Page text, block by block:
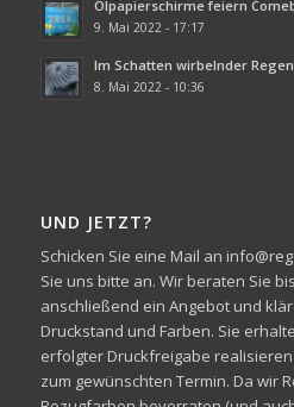
Ölpapierschirme feiern
9. Mai 2022 - 17:17
Im Schatten wirbelnder
8. Mai 2022 - 10:36
UND JETZT?
Schicken Sie eine Mail an
Sie uns bitte an. Wir beraten Sie
anschließend ein Angebot und
Druckstand und Farben. Sie
erfolgter Druckfreigabe
zum gewünschten Termin. Da wir